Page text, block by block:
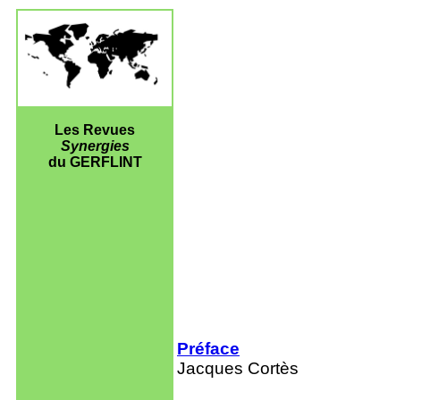
Les Revues
Synergies
du GERFLINT
Préface
Jacques Cortès